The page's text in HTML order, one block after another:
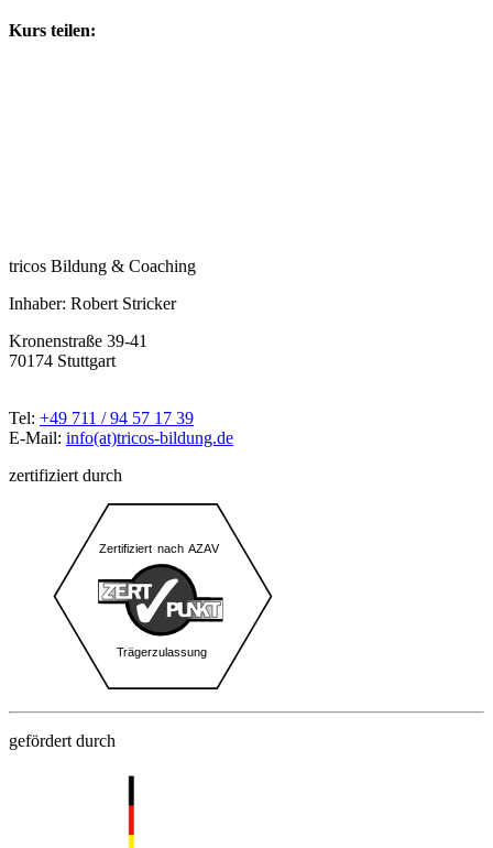
Kurs teilen:
tricos Bildung & Coaching
Inhaber: Robert Stricker
Kronenstraße 39-41
70174 Stuttgart
Tel: +49 711 / 94 57 17 39
E-Mail: info(at)tricos-bildung.de
zertifiziert durch
gefördert durch